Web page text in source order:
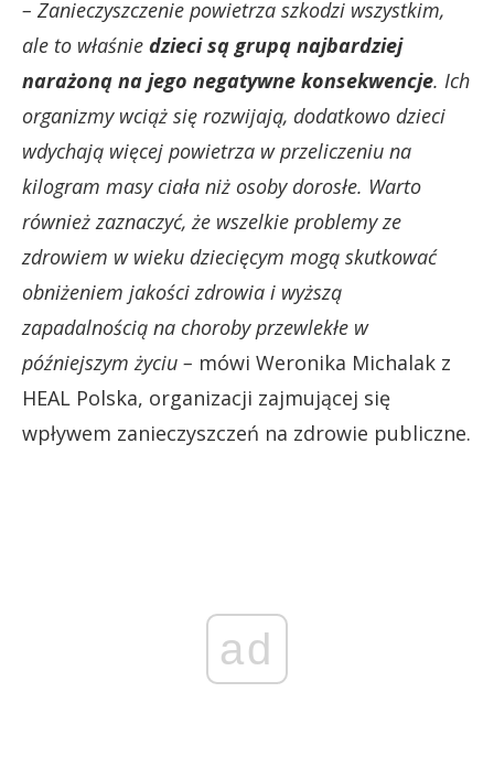
– Zanieczyszczenie powietrza szkodzi wszystkim,
ale to właśnie dzieci są grupą najbardziej
narażoną na jego negatywne konsekwencje. Ich
organizmy wciąż się rozwijają, dodatkowo dzieci
wdychają więcej powietrza w przeliczeniu na
kilogram masy ciała niż osoby dorosłe. Warto
również zaznaczyć, że wszelkie problemy ze
zdrowiem w wieku dziecięcym mogą skutkować
obniżeniem jakości zdrowia i wyższą
zapadalnością na choroby przewlekłe w
późniejszym życiu – mówi Weronika Michalak z
HEAL Polska, organizacji zajmującej się
wpływem zanieczyszczeń na zdrowie publiczne.
ad